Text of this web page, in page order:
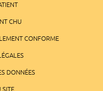
CHU
CONFORME
DONNÉES
SITE